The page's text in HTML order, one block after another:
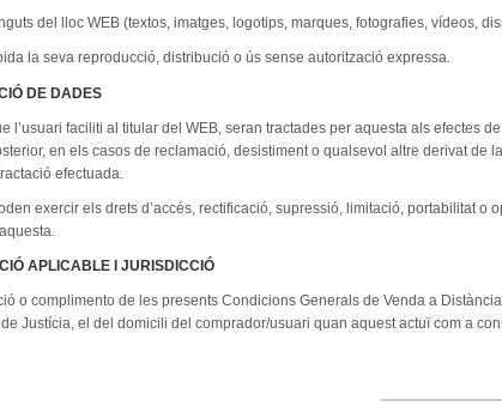
del lloc WEB (textos, imatges, logotips, marques, fotografies, vídeos,
la seva reproducció, distribució o ús sense autorització expressa.
DE DADES
l’usuari faciliti al titular del WEB, seran tractades per aquesta als efectes
en els casos de reclamació, desistiment o qualsevol altre derivat
efectuada.
exercir els drets d’accés, rectificació, supressió, limitació, portabilitat
APLICABLE I JURISDICCIÓ
o complimento de les presents Condicions Generals de Venda a
Justícia, el del domicili del comprador/usuari quan aquest actuï com a